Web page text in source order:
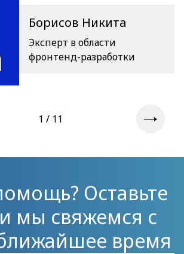
Борисов Никита
Эксперт в области
фронтенд-разработки
1 / 11
Оставьте
мы свяжемся с
время